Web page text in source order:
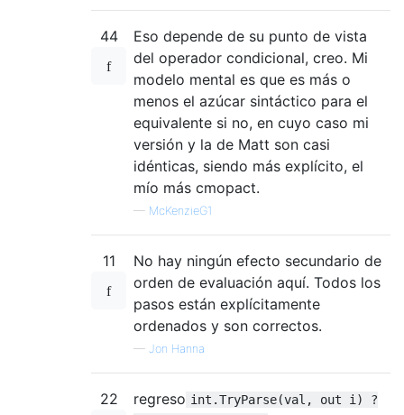
44
Eso depende de su punto de vista
del operador condicional, creo. Mi
modelo mental es que es más o
menos el azúcar sintáctico para el
equivalente si no, en cuyo caso mi
versión y la de Matt son casi
idénticas, siendo más explícito, el
mío más cmopact.
— McKenzieG1
11
No hay ningún efecto secundario de
orden de evaluación aquí. Todos los
pasos están explícitamente
ordenados y son correctos.
— Jon Hanna
22 regreso int.TryParse(val, out i) ?